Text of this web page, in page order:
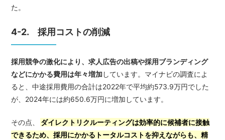
た。
4-2. 採用コストの削減
採用競争の激化により、求人広告の出稿や採用ブランディング
などにかかる費用は年々増加 しています。マイナビの調査によ
ると、中途採用費用の合計は2022年で平均約573.9万円でした
が、2024年には約650.6万円に増加しています。
その点、
ダイレクトリクルーティングは効率的に候補者に接触
できるため、採用にかかるトータルコストを抑えながらも、精